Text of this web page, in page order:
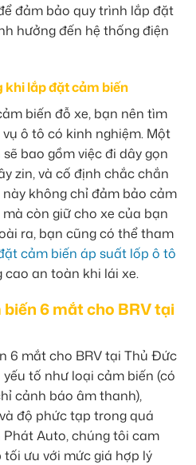
đảm bảo quy trình lắp đặt
hưởng đến hệ thống điện
khi lắp đặt cảm biến
biến đỗ xe, bạn nên tìm
ô tô có kinh nghiệm. Một
bao gồm việc đi dây gọn
zin, và cố định chắc chắn
không chỉ đảm bảo cảm
còn giữ cho xe của bạn
ra, bạn cũng có thể tham
cảm biến áp suất lốp ô tô
cao an toàn khi lái xe.
6 mắt cho BRV tại
6 mắt cho BRV tại Thủ Đức
tố như loại cảm biến (có
cảnh báo âm thanh),
độ phức tạp trong quá
Auto, chúng tôi cam
ưu với mức giá hợp lý